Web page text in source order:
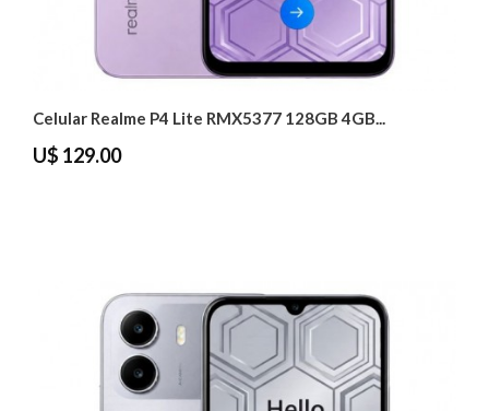
Celular Realme P4 Lite RMX5377 128GB 4GB...
U$ 129.00